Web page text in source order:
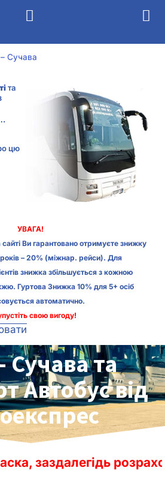
– Сучава
та
цю
УВАГА!
сайті Ви гарантовано отримуєте знижку
– 20% (міжнар. рейси). Для
знижка збільшується з кожною
Гуртова Знижка 10% для 5+ осіб
автоматично.
свою вигоду!
Сучава та
Автобус від
розраховуйте час